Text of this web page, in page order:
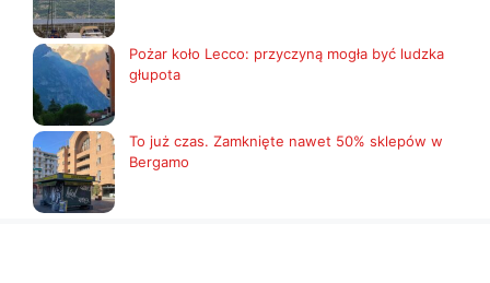
Pożar koło Lecco: przyczyną mogła być ludzka
głupota
To już czas. Zamknięte nawet 50% sklepów w
Bergamo